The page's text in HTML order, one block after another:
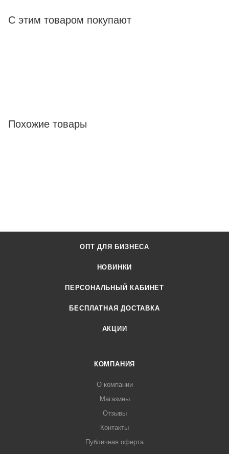
С этим товаром покупают
Похожие товары
ОПТ ДЛЯ БИЗНЕСА
НОВИНКИ
ПЕРСОНАЛЬНЫЙ КАБИНЕТ
БЕСПЛАТНАЯ ДОСТАВКА
АКЦИИ
КОМПАНИЯ
О компании
Магазины
Отзывы
Контакты
Публичная оферта